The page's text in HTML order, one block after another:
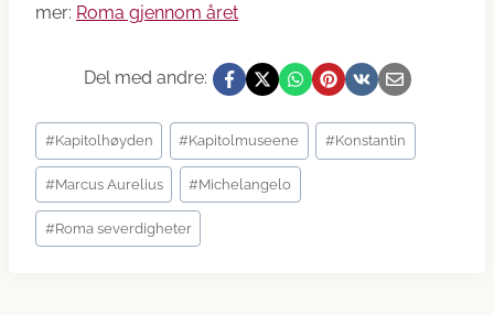
mer: Roma gjennom året
Del med andre:
Post
Tags:
#Kapitolhøyden #Kapitolmuseene #Konstantin
#Marcus Aurelius #Michelangelo
#Roma severdigheter